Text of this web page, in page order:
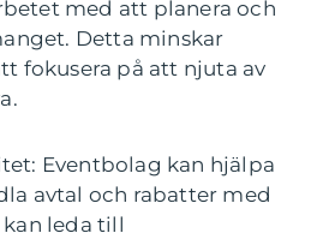
med att planera och
Detta minskar
fokusera på att njuta av
Eventbolag kan hjälpa
avtal och rabatter med
leda till